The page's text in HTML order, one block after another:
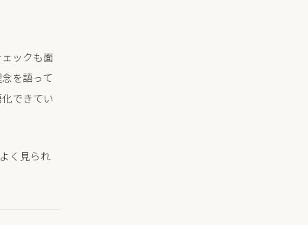
ックも面
を語って
できてい
く見られ